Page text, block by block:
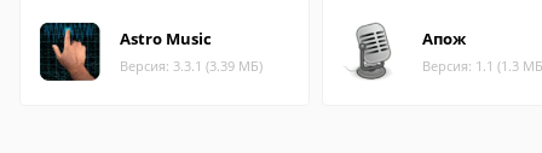
Astro Music
Версия: 3.3.1 (3.39 МБ)
Апож
Версия: 1.1 (1.3